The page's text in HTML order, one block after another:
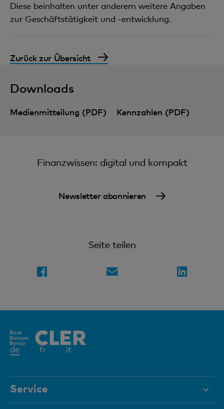
Diese beinhalten unter anderem weitere Angaben
zur Geschäftstätigkeit und -entwicklung.
Zurück zur Übersicht
Downloads
Medienmitteilung (PDF) Kennzahlen (PDF)
Finanzwissen: digital und kompakt
Newsletter abonnieren
Seite teilen
deAktives
fr it
Service